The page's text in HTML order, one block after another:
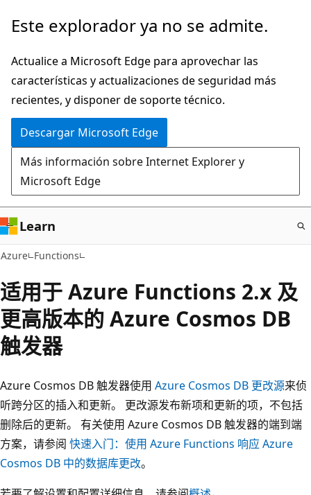
Ir
contenido
principal
Este explorador ya no se admite.
Actualice a Microsoft Edge para aprovechar las
características y actualizaciones de seguridad más
recientes, y disponer de soporte técnico.
Descargar Microsoft Edge
Más información sobre Internet Explorer y
Microsoft Edge
Learn
Azure Functions
适用于 Azure Functions 2.x 及
更高版本的 Azure Cosmos DB
触发器
Azure Cosmos DB 触发器使用 Azure Cosmos DB 更改源来侦
听跨分区的插入和更新。 更改源发布新项和更新的项，不包括
删除后的更新。 有关使用 Azure Cosmos DB 触发器的端到端
方案，请参阅 快速入门：使用 Azure Functions 响应 Azure
Cosmos DB 中的数据库更改。